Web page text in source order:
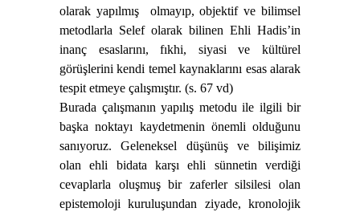
olarak yapılmış
olmayıp, objektif ve bilimsel
metodlarla Selef olarak bilinen Ehli Hadis’in
inanç esaslarını, fıkhi, siyasi ve kültürel
görüşlerini kendi temel kaynaklarını esas alarak
tespit etmeye çalışmıştır. (s. 67 vd)
Burada çalışmanın yapılış metodu ile ilgili bir
başka noktayı kaydetmenin önemli olduğunu
sanıyoruz. Geleneksel düşünüş ve bilişimiz
olan ehli bidata karşı ehli sünnetin verdiği
cevaplarla oluşmuş bir zaferler silsilesi olan
epistemoloji kuruluşundan ziyade, kronolojik